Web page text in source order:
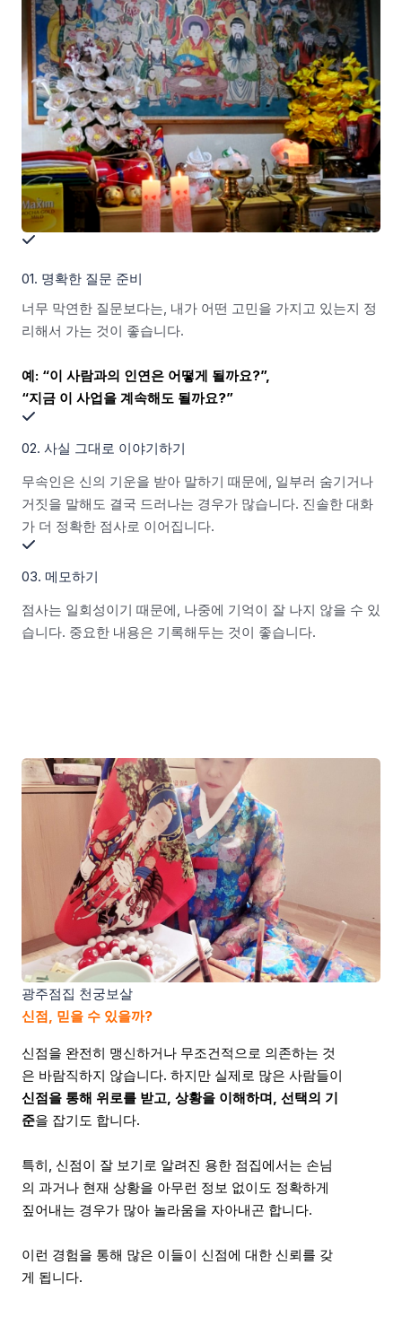
01. 명확한 질문 준비
너무 막연한 질문보다는, 내가 어떤 고민을 가지고 있는지 정
리해서 가는 것이 좋습니다.
예: “이 사람과의 인연은 어떻게 될까요?”,
“지금 이 사업을 계속해도 될까요?”
02. 사실 그대로 이야기하기
무속인은 신의 기운을 받아 말하기 때문에, 일부러 숨기거나
거짓을 말해도 결국 드러나는 경우가 많습니다. 진솔한 대화
가 더 정확한 점사로 이어집니다.
03. 메모하기
점사는 일회성이기 때문에, 나중에 기억이 잘 나지 않을 수 있
습니다. 중요한 내용은 기록해두는 것이 좋습니다.
광주점집 천궁보살
신점, 믿을 수 있을까?
신점을 완전히 맹신하거나 무조건적으로 의존하는 것
은 바람직하지 않습니다. 하지만 실제로 많은 사람들이
신점을 통해 위로를 받고, 상황을 이해하며, 선택의 기
준을 잡기도 합니다.
특히, 신점이 잘 보기로 알려진 용한 점집에서는 손님
의 과거나 현재 상황을 아무런 정보 없이도 정확하게
짚어내는 경우가 많아 놀라움을 자아내곤 합니다.
이런 경험을 통해 많은 이들이 신점에 대한 신뢰를 갖
게 됩니다.